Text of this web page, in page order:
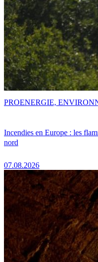
Incendies en Europe : les
nord
07.08.2026
PROENERGIE,